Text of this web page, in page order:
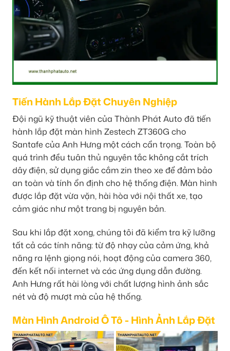
Tiến Hành Lắp Đặt Chuyên Nghiệp
Đội ngũ kỹ thuật viên của Thành Phát Auto đã tiến
hành lắp đặt màn hình Zestech ZT360G cho
Santafe của Anh Hưng một cách cẩn trọng. Toàn bộ
quá trình đều tuân thủ nguyên tắc không cắt trích
dây điện, sử dụng giắc cắm zin theo xe để đảm bảo
an toàn và tính ổn định cho hệ thống điện. Màn hình
được lắp đặt vừa vặn, hài hòa với nội thất xe, tạo
cảm giác như một trang bị nguyên bản.
Sau khi lắp đặt xong, chúng tôi đã kiểm tra kỹ lưỡng
tất cả các tính năng: từ độ nhạy của cảm ứng, khả
năng ra lệnh giọng nói, hoạt động của camera 360,
đến kết nối internet và các ứng dụng dẫn đường.
Anh Hưng rất hài lòng với chất lượng hình ảnh sắc
nét và độ mượt mà của hệ thống.
Màn Hình Android Ô Tô - Hình Ảnh Lắp Đặt